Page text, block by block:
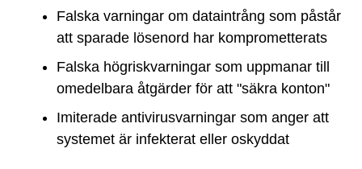
Falska varningar om dataintrång som påstår
att sparade lösenord har komprometterats
Falska högriskvarningar som uppmanar till
omedelbara åtgärder för att "säkra konton"
Imiterade antivirusvarningar som anger att
systemet är infekterat eller oskyddat